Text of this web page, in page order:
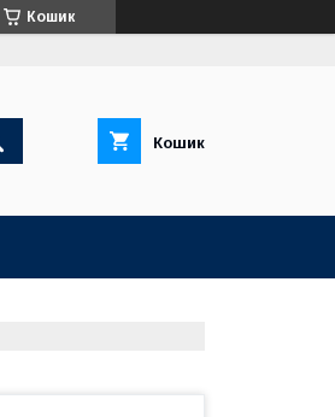
Кошик
Кошик